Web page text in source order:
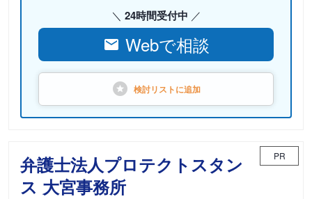
24時間受付中
Webで相談
検討リストに追加
弁護士法人プロテクトスタン
ス 大宮事務所
PR